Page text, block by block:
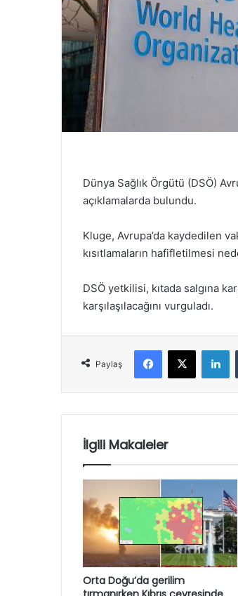
Dünya Sağlık Örgütü (DSÖ)
açıklamalarda bulundu.
Kluge, Avrupa’da kaydedilen
kısıtlamaların hafifletilmesi
DSÖ yetkilisi, kıtada salgına
karşılaşılacağını vurguladı.
Paylaş
Facebook
X
İlgili Makaleler
Orta Doğu’da gerilim